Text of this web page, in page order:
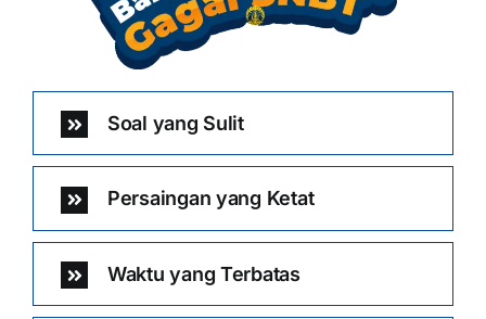
Soal yang Sulit
Persaingan yang Ketat
Waktu yang Terbatas